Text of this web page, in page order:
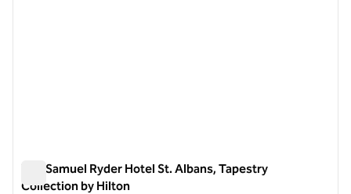
The Samuel Ryder Hotel St. Albans, Tapestry
Collection by Hilton